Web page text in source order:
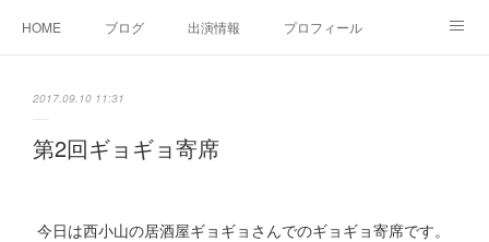
HOME ブログ 出演情報 プロフィール
2017.09.10 11:31
第2回ギョギョ寄席
今日は西小山の居酒屋ギョギョさんでのギョギョ寄席です。